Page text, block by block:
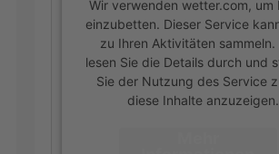
Wir verwenden wetter.com, um
einzubetten. Dieser Service
zu Ihren Aktivitäten sammeln.
lesen Sie die Details durch und
Sie der Nutzung des Service
diese Inhalte anzuzeigen.